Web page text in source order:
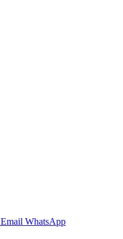
Email WhatsApp